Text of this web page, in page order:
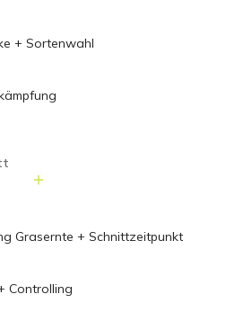
+ Sortenwahl
Grasernte + Schnittzeitpunkt
Controlling